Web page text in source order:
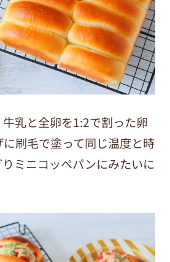
乳と全卵を1:2で割った卵
刷毛で塗って同じ温度と時
ミニコッペパンにみたいに